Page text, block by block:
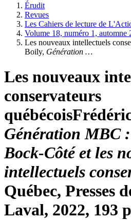
Érudit
Revues
Les Cahiers de lecture de
Volume 18, numéro 1, automne
Les nouveaux intellectuels
Boily, Génération …
Les nouveaux
conservateurs
québécois
Génération MBC
Bock-Côté et les
intellectuels
Québec, Presses
Laval, 2022, 193